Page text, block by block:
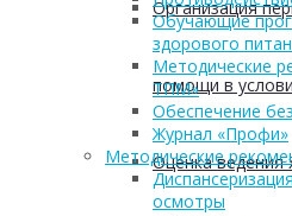
Организация
помощи в
Оценка ведения
Обучающие
здорового
Методические
ТПМ»
Обеспечение
Журнал «Профи»
Методические
осмотры